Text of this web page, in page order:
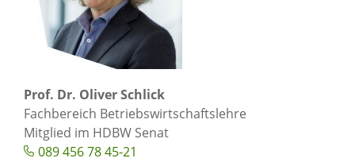
Prof. Dr. Oliver Schlick
Fachbereich Betriebswirtschaftslehre
Mitglied im HDBW Senat
089 456 78 45-21